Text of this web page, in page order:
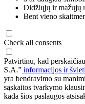
Didžiųjų ir mažųjų
Bent vieno
Check all consents
Patvirtinu, kad
S.A.” informacijos ir
yra bendravimo su
sąskaitos tvarkymo
kada šios paslaugos